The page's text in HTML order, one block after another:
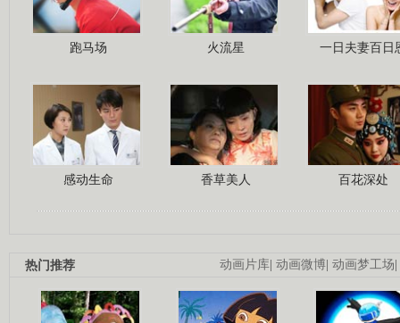
跑马场 火流星 一日夫妻百日
感动生命 香草美人 百花深处
动画片库 动画微博 动画梦工场
热门推荐